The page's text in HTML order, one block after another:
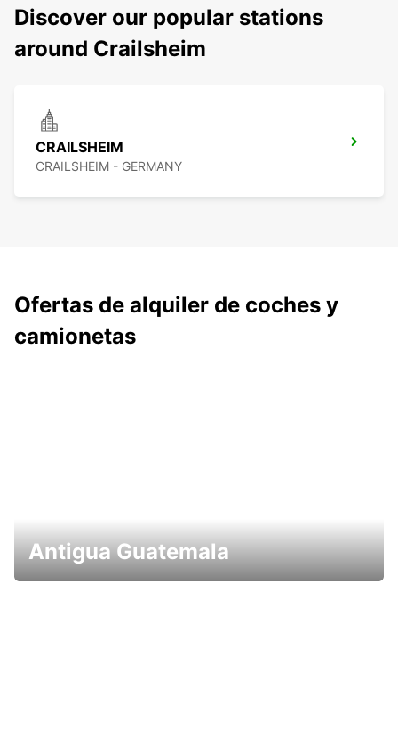
Discover our popular stations
around Crailsheim
CRAILSHEIM
CRAILSHEIM - GERMANY
Ofertas de alquiler de coches y
camionetas
Antigua Guatemala